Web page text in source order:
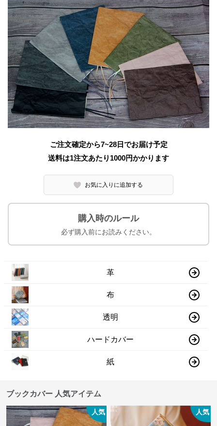
ご注文確定から7~28日でお届け予定
送料は1注文あたり 1000円かかります
お気に入りに追加する
購入時のルール
必ず購入前にお読みください。
革
布
透明
ハードカバー
紙
ブックカバー 人気アイテム
人気 人気